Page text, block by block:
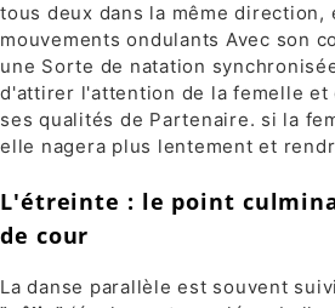
tous deux dans la même direction,
mouvements ondulants Avec son
une Sorte de natation
d'attirer l'attention de la femelle et
ses qualités de Partenaire. si la
elle nagera plus lentement et
L'étreinte : le point
de cour
La danse parallèle est souvent